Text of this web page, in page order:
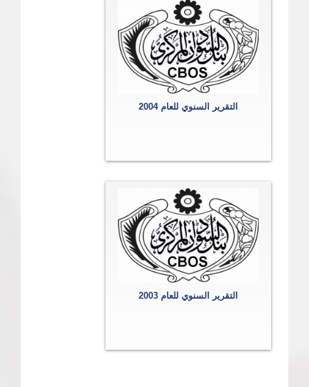
التقرير السنوي للعام 2004
التقرير السنوي للعام 2003